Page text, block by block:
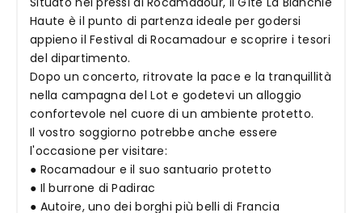
Haute è il punto di partenza ideale per godersi
appieno il Festival di Rocamadour e scoprire i tesori
del dipartimento.
Dopo un concerto, ritrovate la pace e la tranquillità
nella campagna del Lot e godetevi un alloggio
confortevole nel cuore di un ambiente protetto.
Il vostro soggiorno potrebbe anche essere
l'occasione per visitare:
● Rocamadour e il suo santuario protetto
● Il burrone di Padirac
● Autoire, uno dei borghi più belli di Francia